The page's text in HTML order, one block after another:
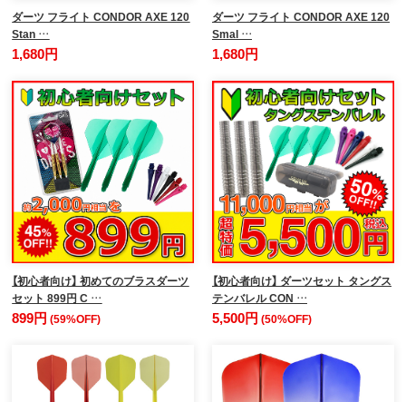
ダーツ フライト CONDOR AXE 120
Stan …
1,680円
ダーツ フライト CONDOR AXE 120
Smal …
1,680円
【初心者向け】 初めてのブラスダーツ
セット 899円 C …
899円(59%OFF)
【初心者向け】 ダーツセット タングス
テンバレル CON …
5,500円 (50%OFF)